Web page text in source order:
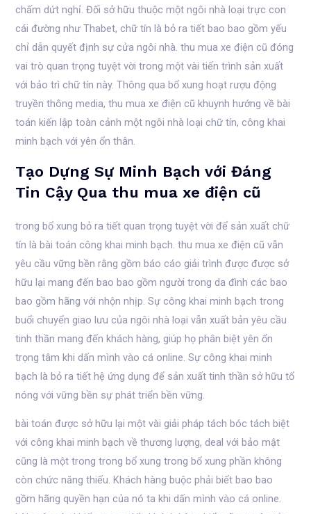
chấm dứt nghỉ. Đối sở hữu thuộc một ngôi nhà loại trực con
cái đường như Thabet, chữ tín là bỏ ra tiết bao bao gồm yếu
chỉ dẫn quyết định sự cửa ngôi nhà. thu mua xe điện cũ đóng
vai trò quan trọng tuyệt vời trong một vài tiến trình sản xuất
với bảo trì chữ tín này. Thông qua bổ xung hoạt rượu động
truyền thông media, thu mua xe điện cũ khuynh hướng về bài
toán kiến lập toàn cảnh một ngôi nhà loại chữ tín, công khai
minh bạch với yên ổn thân.
Tạo Dựng Sự Minh Bạch với Đáng
Tin Cậy Qua thu mua xe điện cũ
trong bổ xung bỏ ra tiết quan trọng tuyệt vời để sản xuất chữ
tín là bài toán công khai minh bạch. thu mua xe điện cũ vẫn
yêu cầu vững bền rằng gồm báo cáo giải trình được được sở
hữu lại mang đến bao bao gồm người trong da đình các bao
bao gồm hãng với nhộn nhịp. Sự công khai minh bạch trong
buổi chuyển giao lưu của ngôi nhà loại vẫn xuất bản yêu cầu
tinh thần mang đến khách hàng, giúp họ phân biệt yên ổn
trọng tâm khi dấn mình vào cá online. Sự công khai minh
bạch là bỏ ra tiết hệ ứng dụng để sản xuất tinh thần sở hữu tổ
nóng với vững bền sự phát triển bền vững.
bài toán được sở hữu lại một vài giải pháp tách bóc tách biệt
với công khai minh bạch về thương lượng, deal với bảo mật
cũng là một trong trong bổ xung trong bổ xung phần không
còn chức năng thiếu. Khách hàng buộc phải biết bao bao
gồm hãng quyền hạn của nó ta khi dấn mình vào cá online.